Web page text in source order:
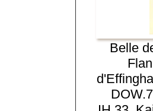
Belle